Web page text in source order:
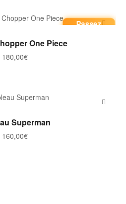
Passez
AU PANIER
One Piece
180,00€
AU PANIER
Superman
160,00€